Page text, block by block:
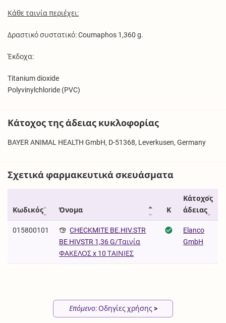
Κάθε ταινία περιέχει:
Δραστικό συστατικό: Coumaphos 1,360 g.
Έκδοχα:
Titanium dioxide
Polyvinylchloride (PVC)
Κάτοχος της άδειας κυκλοφορίας
BAYER ANIMAL HEALTH GmbH, D-51368, Leverkusen, Germany
Σχετικά φαρμακευτικά σκευάσματα
Κωδικός Όνομα Κ
Κάτοχος
άδειας
015800101
CHECKMITE BE.HIV.STR
BE HIVSTR 1,36 G/Tαινία
ΦΑΚΕΛΟΣ x 10 ΤΑΙΝΙΕΣ
Elanco
GmbH
Επόμενο: Οδηγίες χρήσης>